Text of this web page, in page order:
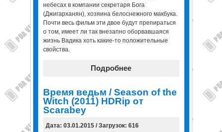
небесах в компании секретаря Бога
(Джигарханян), хозяина белоснежного макбука.
Почти весь фильм эти двое будут препираться
о том, имеет ли так внезапно оборвавшаяся
жизнь Вадика хоть какие-то положительные
свойства.
Подробнее
Время ведьм / Season of the
Witch (2011) HDRip от
Scarabey
Дата: 03.01.2015 / Загрузок: 616